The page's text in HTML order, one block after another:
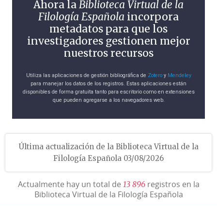
Ahora laBiblioteca Virtual de la
Filología Española incorpora
metadatos para que los
investigadores gestionen mejor
nuestros recursos
Utiliza las aplicaciones de gestión bibliográfica de Zoteroy Mendeley
para manejar los datos de los registros. Estas aplicaciones están
disponibles de forma gratuita tanto para escritorio como en extensiones
que pueden agregarse a los navegadores web.
Última actualización de la Biblioteca Virtual de la
Filología Española 03/08/2026
Actualmente hay un total de 13 896registros en la
Biblioteca Virtual de la Filología Española